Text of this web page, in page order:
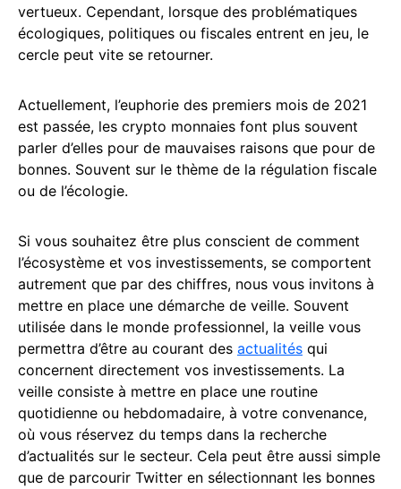
vertueux. Cependant, lorsque des problématiques
écologiques, politiques ou fiscales entrent en jeu, le
cercle peut vite se retourner.
Actuellement, l’euphorie des premiers mois de 2021
est passée, les crypto monnaies font plus souvent
parler d’elles pour de mauvaises raisons que pour de
bonnes. Souvent sur le thème de la régulation fiscale
ou de l’écologie.
Si vous souhaitez être plus conscient de comment
l’écosystème et vos investissements, se comportent
autrement que par des chiffres, nous vous invitons à
mettre en place une démarche de veille. Souvent
utilisée dans le monde professionnel, la veille vous
permettra d’être au courant des actualités qui
concernent directement vos investissements. La
veille consiste à mettre en place une routine
quotidienne ou hebdomadaire, à votre convenance,
où vous réservez du temps dans la recherche
d’actualités sur le secteur. Cela peut être aussi simple
que de parcourir Twitter en sélectionnant les bonnes